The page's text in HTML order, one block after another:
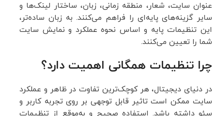
عنوان سایت، شعار، منطقه زمانی، زبان، ساختار لینک‌ها و
سایر گزینه‌های پایه‌ای را فراهم می‌کنند. به زبان ساده‌تر،
این تنظیمات پایه و اساس نحوه عملکرد و نمایش سایت
شما را تعیین می‌کنند.
چرا تنظیمات همگانی اهمیت دارد؟
در دنیای دیجیتال، هر کوچک‌ترین تفاوت در ظاهر و عملکرد
سایت ممکن است تاثیر قابل توجهی بر روی تجربه کاربر و
سئو داشته باشد. استفاده صحیح و به‌موقع از تنظیمات